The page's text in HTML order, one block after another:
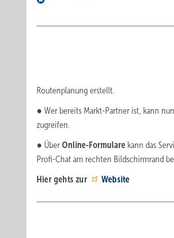
Routenplanung erstellt.
● Wer bereits Markt-Partner ist, kann
zugreifen.
● Über Online-Formulare kann das
Profi-Chat am rechten Bildschirmrand
Hier gehts zur
Website